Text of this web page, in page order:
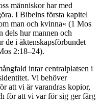
människor har med
I Bibelns första kapitel
man och kvinna« (1 Mos
dels hur mannen och
de i äktenskapsförbundet
2:18–24).
intar centralplatsen i
Vi behöver
att vi är varandras kopior,
för att vi var för sig ger färg